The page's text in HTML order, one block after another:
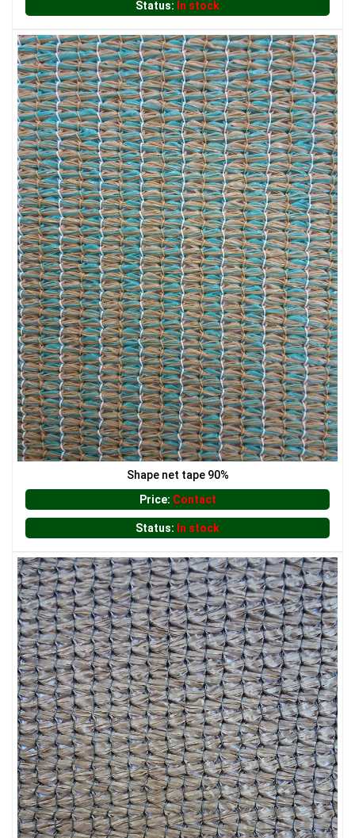
LƯỚI CHẮN NẮNG
Status: In stock
Shape net tape 90%
Price: Contact
Status: In stock